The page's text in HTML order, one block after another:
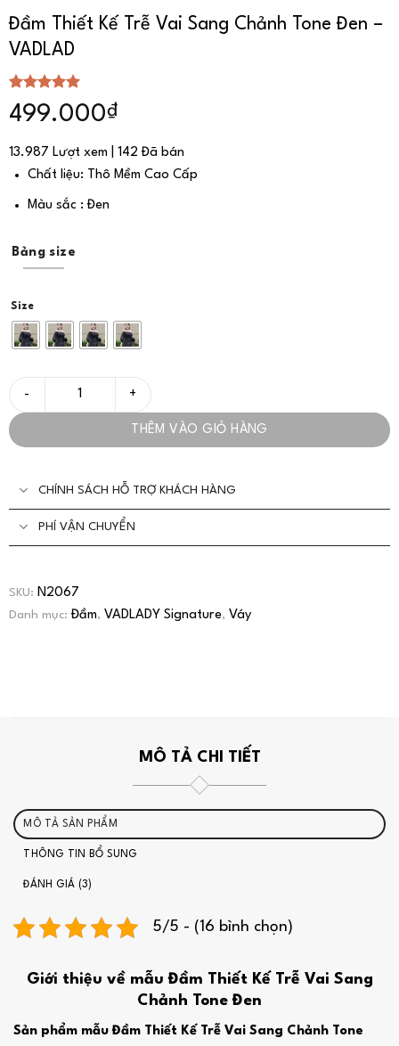
Đầm Thiết Kế Trễ Vai Sang Chảnh Tone Đen –
VADLAD
5.00trên 5
dựa trên
3
499.000₫
13.987 Lượt xem | 142 Đã bán
Chất liệu: Thô Mềm Cao Cấp
Màu sắc : Đen
Bảng size
Size
Đầm Thiết Kế Trễ Vai Sang Chảnh Tone Đen - VADLAD số lượng
THÊM VÀO GIỎ HÀNG
CHÍNH SÁCH HỖ TRỢ KHÁCH HÀNG
PHÍ VẬN CHUYỂN
SKU: N2067
Danh mục:Đầm, VADLADY Signature, Váy
MÔ TẢ CHI TIẾT
MÔ TẢ SẢN PHẨM
THÔNG TIN BỔ SUNG
ĐÁNH GIÁ (3)
5/5 - (16 bình chọn)
Giới thiệu về mẫu Đầm Thiết Kế Trễ Vai Sang
Chảnh Tone Đen
Sản phẩm mẫu Đầm Thiết Kế Trễ Vai Sang Chảnh Tone